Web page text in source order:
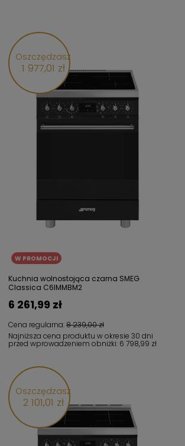
Oszczędzasz
1 977,01 zł
W PROMOCJI
Kuchnia wolnostojąca czarna SMEG
Classica C6IMMBM2
Cena regularna:8 239,00 zł
6 261,99 zł
Najniższa cena produktu w okresie 30 dni
przed wprowadzeniem obniżki: 6 798,99 zł
Oszczędzasz
2 101,01 zł